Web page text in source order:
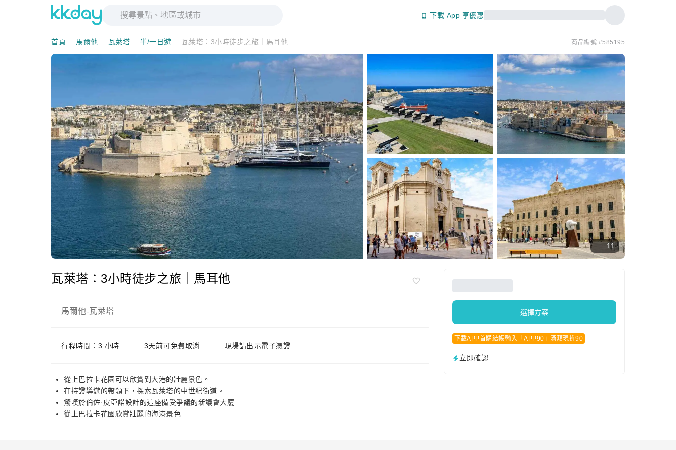
下載 App 享優惠
首頁 馬爾他 瓦萊塔 半/一日遊 瓦萊塔：3小時徒步之旅｜馬耳他 商品編號 #585195
11
瓦萊塔：3小時徒步之旅｜馬耳他
馬爾他-瓦萊塔
行程時間：3 小時 3天前可免費取消 現場請出示電子憑證
從上巴拉卡花園可以欣賞到大港的壯麗景色。
在持證導遊的帶領下，探索瓦萊塔的中世紀街道。
驚嘆於倫佐·皮亞諾設計的這座備受爭議的新議會大廈
從上巴拉卡花園欣賞壯麗的海港景色
選擇方案
下載APP首購結帳輸入「APP90」滿額現折90
立即確認